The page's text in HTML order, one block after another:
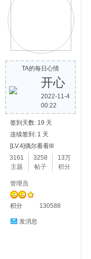
TA的每日心情
开心
2022-11-4
00:22
签到天数: 19 天
连续签到: 1 天
[LV.4]偶尔看看III
3161
主题
3258
帖子
13万
积分
管理员
积分 130588
发消息